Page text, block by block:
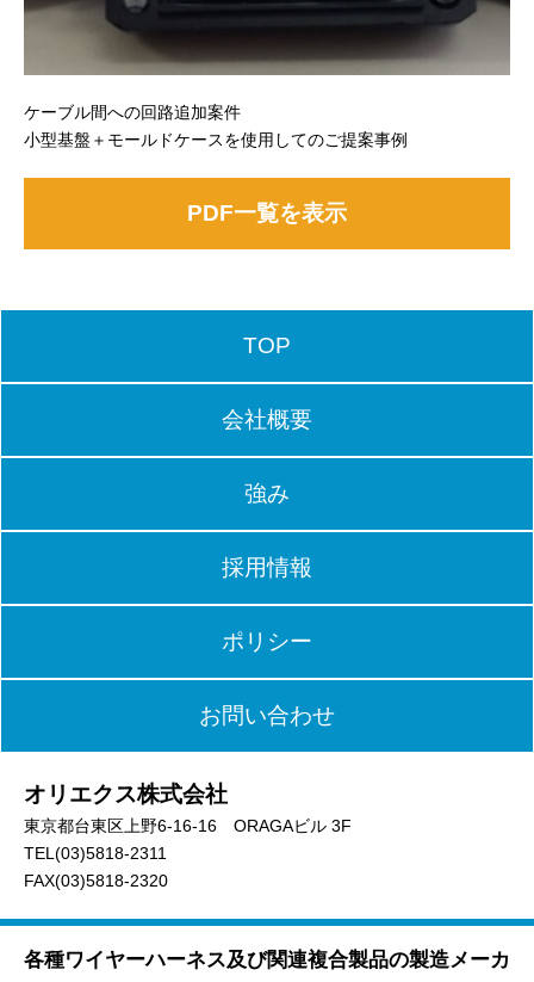
ケーブル間への回路追加案件
小型基盤＋モールドケースを使用してのご提案事例
PDF一覧を表示
TOP
会社概要
強み
採用情報
ポリシー
お問い合わせ
オリエクス株式会社
東京都台東区上野6-16-16 ORAGAビル 3F
TEL(03)5818-2311
FAX(03)5818-2320
各種ワイヤーハーネス及び関連複合製品の製造メーカ